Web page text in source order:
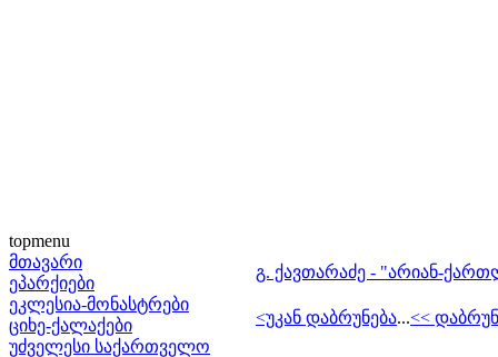
topmenu
მთავარი
ეპარქიები
ეკლესია-მონასტრები
ციხე-ქალაქები
უძველესი საქართველო
გ. ქავთარაძე - "არიან-
<უკან დაბრუნება...<<